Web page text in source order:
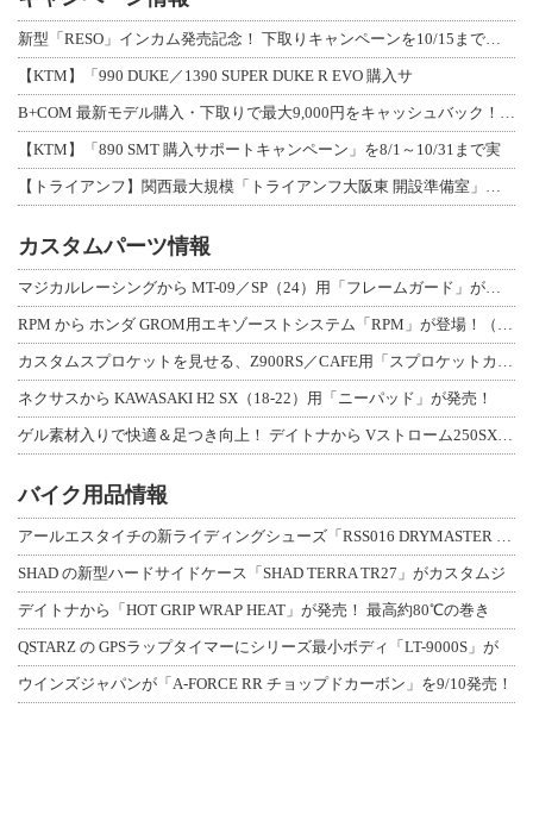
新型「RESO」インカム発売記念！ 下取りキャンペーンを10/15まで延長して開
【KTM】「990 DUKE／1390 SUPER DUKE R EVO 購入サ
B+COM 最新モデル購入・下取りで最大9,000円をキャッシュバック！「B+F
【KTM】「890 SMT 購入サポートキャンペーン」を8/1～10/31まで実
【トライアンフ】関西最大規模「トライアンフ大阪東 開設準備室」がオープン！ 限定
カスタムパーツ情報
マジカルレーシングから MT-09／SP（24）用「フレームガード」が登場！
RPM から ホンダ GROM用エキゾーストシステム「RPM」が登場！（動画あり
カスタムスプロケットを見せる、Z900RS／CAFE用「スプロケットカバーフルキ
ネクサスから KAWASAKI H2 SX（18-22）用「ニーパッド」が発売！
ゲル素材入りで快適＆足つき向上！ デイトナから Vストローム250SX用「快適ロ
バイク用品情報
アールエスタイチの新ライディングシューズ「RSS016 DRYMASTER スト
SHAD の新型ハードサイドケース「SHAD TERRA TR27」がカスタムジ
デイトナから「HOT GRIP WRAP HEAT」が発売！ 最高約80℃の巻き
QSTARZ の GPSラップタイマーにシリーズ最小ボディ「LT-9000S」が
ウインズジャパンが「A-FORCE RR チョップドカーボン」を9/10発売！